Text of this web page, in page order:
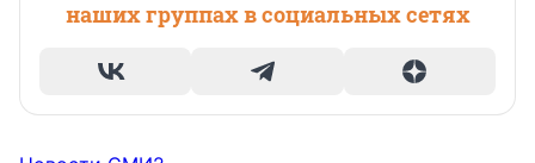
наших группах в социальных сетях